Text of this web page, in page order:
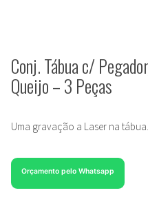
Conj. Tábua c/
Queijo – 3 Peças
Uma gravação a Laser na
Orçamento pelo Whatsapp